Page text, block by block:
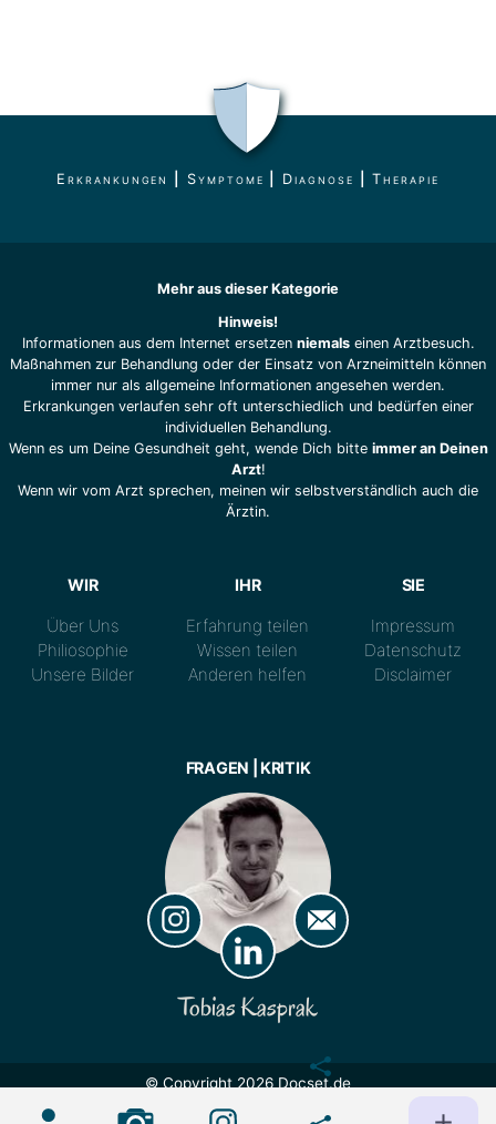
Erkrankungen Symptome Diagnose |Therapie
Mehr aus dieser Kategorie
Hinweis!
Informationen aus dem Internet ersetzen niemalseinen Arztbesuch.
Maßnahmen zur Behandlung oder der Einsatz von Arzneimitteln können
immer nur als allgemeine Informationen angesehen werden.
Erkrankungen verlaufen sehr oft unterschiedlich und bedürfen einer
individuellen Behandlung.
Wenn es um Deine Gesundheit geht, wende Dich bitte immer an Deinen
Arzt!
Wenn wir vom Arzt sprechen, meinen wir selbstverständlich auch die
Ärztin.
WIR
Über Uns
Philiosophie
Unsere Bilder
IHR
Erfahrung teilen
Wissen teilen
Anderen helfen
SIE
Impressum
Datenschutz
Disclaimer
FRAGEN | KRITIK
Tobias Kasprak
© Copyright 2026 Docset.de
CC BY 4.0
Nutzung und maschinelles Lernen